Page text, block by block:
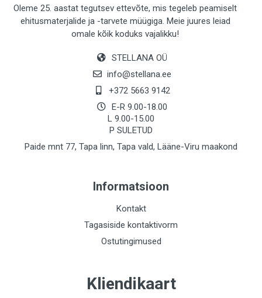
Oleme 25. aastat tegutsev ettevõte, mis tegeleb peamiselt
ehitusmaterjalide ja -tarvete müügiga. Meie juures leiad
omale kõik koduks vajalikku!
STELLANA OÜ
info@stellana.ee
+372 5663 9142
E-R 9.00-18.00
L 9.00-15.00
P SULETUD
Paide mnt 77, Tapa linn, Tapa vald, Lääne-Viru maakond
Informatsioon
Kontakt
Tagasiside kontaktivorm
Ostutingimused
Kliendikaart